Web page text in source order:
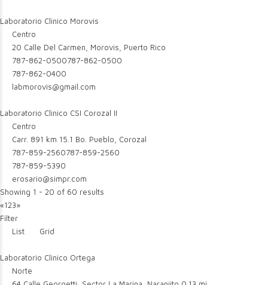
Laboratorio Clinico Morovis
Centro
20 Calle Del Carmen, Morovis, Puerto Rico
787-862-0500787-862-0500
787-862-0400
labmorovis@gmail.com
Laboratorio Clinico CSI Corozal II
Centro
Carr. 891 km 15.1 Bo. Pueblo, Corozal
787-859-2560787-859-2560
787-859-5390
erosario@simpr.com
Showing 1 - 20 of 60 results
«123»
Filter
List
Grid
Laboratorio Clinico Ortega
Norte